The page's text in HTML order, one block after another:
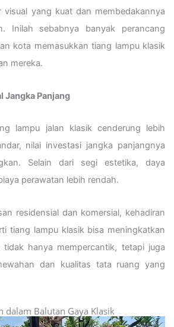
visual yang kuat dan membedakannya
Inilah sebabnya banyak perancang
kota memasukkan tiang lampu klasik
mereka.
Jangka Panjang
lampu jalan klasik cenderung lebih
nilai investasi jangka panjangnya
Selain dari segi estetika, daya
perawatan lebih rendah.
residensial dan komersial, kehadiran
tiang lampu klasik bisa meningkatkan
hanya mempercantik, tetapi juga
dan kualitas tata ruang yang
dalam Balutan Gaya Klasik